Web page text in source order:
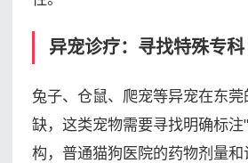
异宠诊疗：寻找特殊专科
兔子、仓鼠、爬宠等异宠在东
缺，这类宠物需要寻找明确标
构，普通猫狗医院的药物剂量